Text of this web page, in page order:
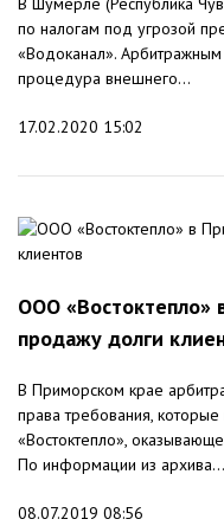
по налогам под угрозой
«Водоканал».
процедура внешнего...
17.02.2020 15:02
ООО «Востоктепло»
продажу долги
В Приморском крае
права требования,
«Востоктепло»,
По информации из архива...
08.07.2019 08:56